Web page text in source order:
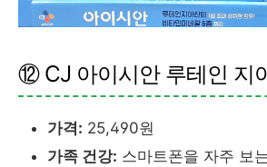
⑫ CJ 아이시안 루테인 지
가격: 25,490원
가족 건강: 스마트폰을 자주 보